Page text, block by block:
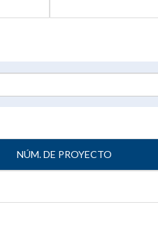
NÚM. DE PROYECTO